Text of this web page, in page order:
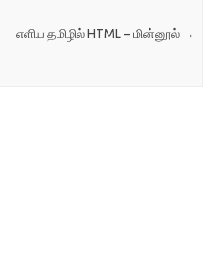
எளிய தமிழில் HTML – மின்னூல் →